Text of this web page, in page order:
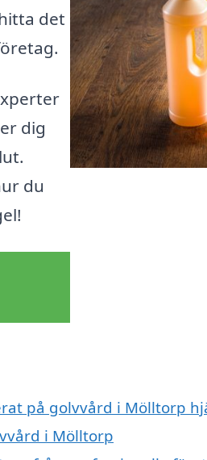
det
dig
du
på golvvård i Mölltorp
i Mölltorp